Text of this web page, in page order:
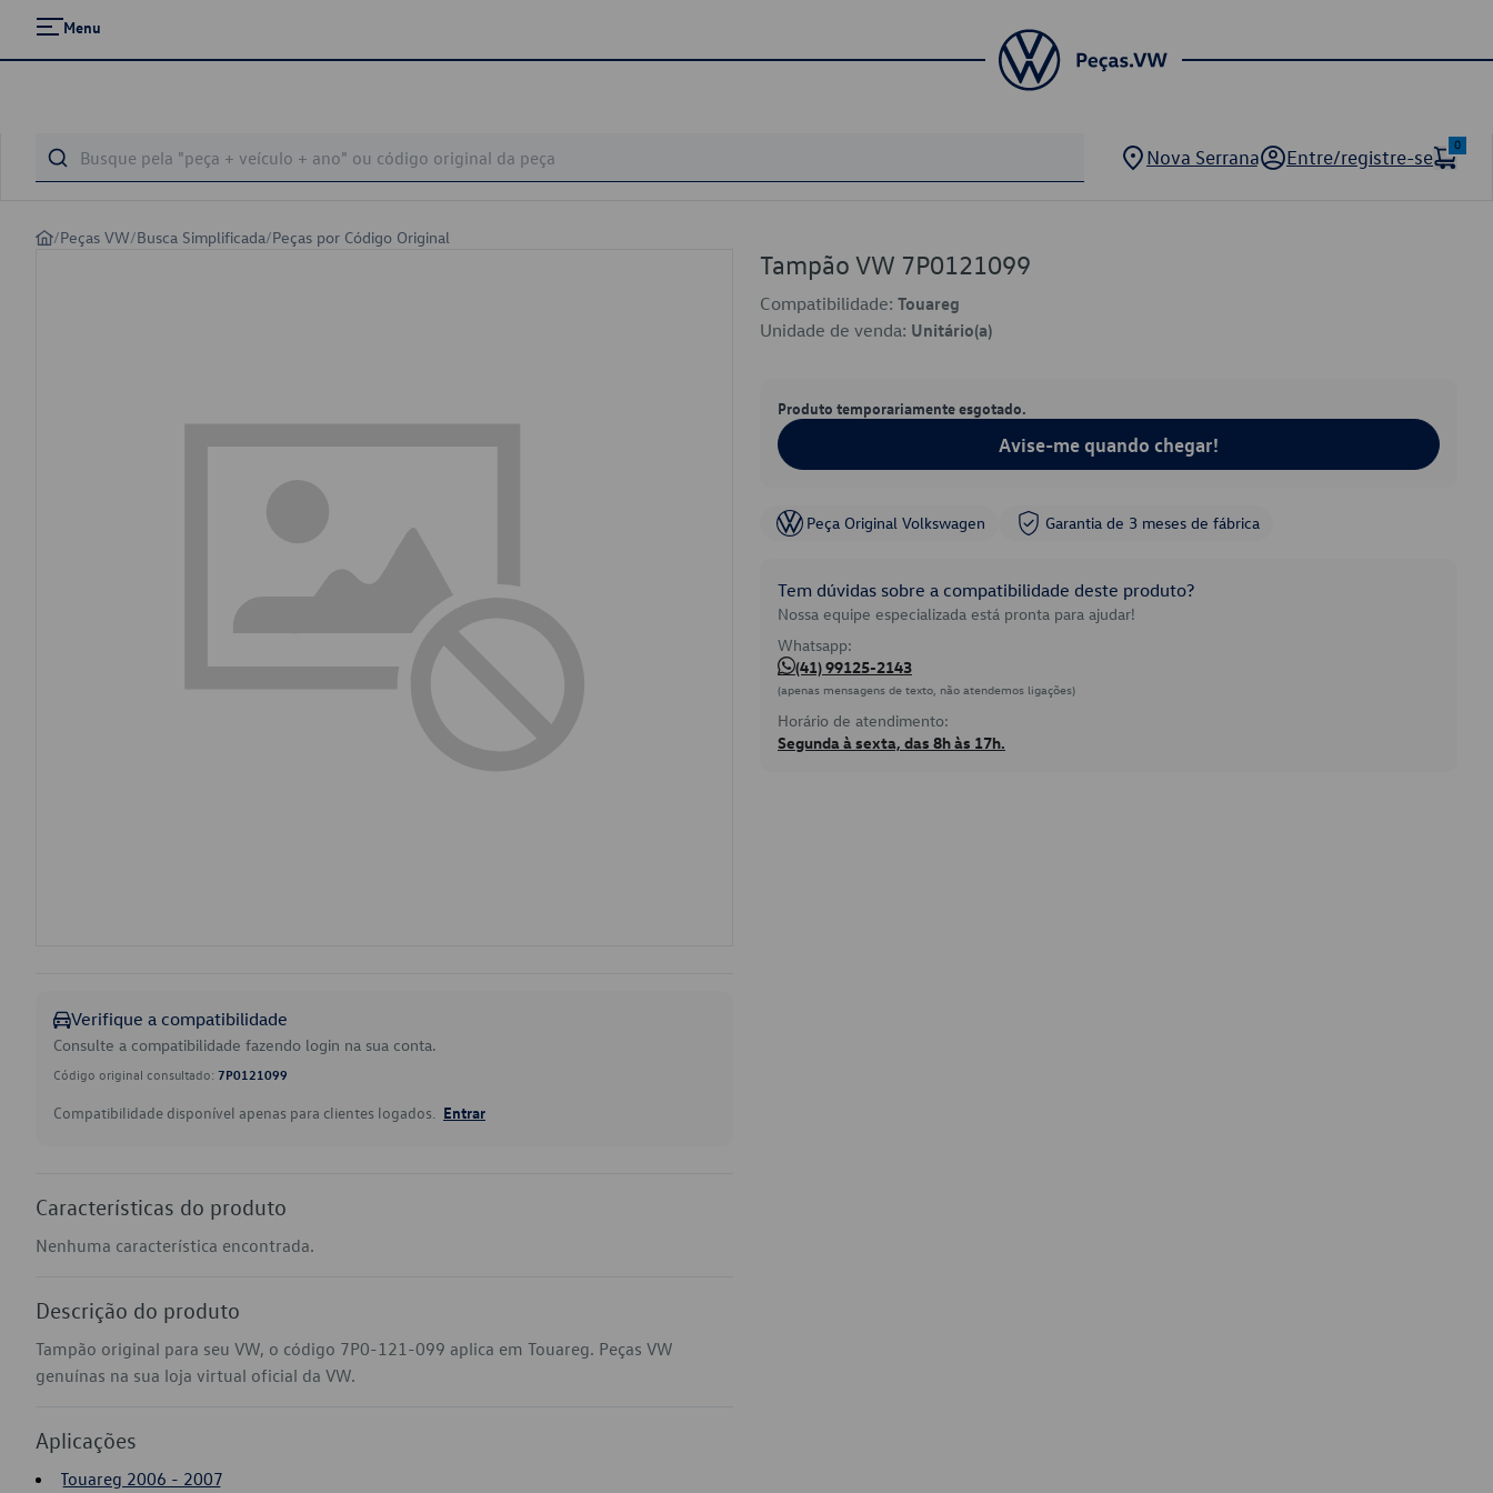
Menu
Nova Serrana Entre/registre-se
0
/Peças VW/Busca Simplificada/Peças por Código Original
Verifique a compatibilidade
Consulte a compatibilidade fazendo login na sua conta.
Código original consultado: 7P0121099
Compatibilidade disponível apenas para clientes logados. Entrar
Características do produto
Nenhuma característica encontrada.
Descrição do produto
Tampão original para seu VW, o código 7P0-121-099 aplica em Touareg. Peças VW
genuínas na sua loja virtual oficial da VW.
Aplicações
Touareg 2006 - 2007
Tampão VW 7P0121099
Compatibilidade: Touareg
Unidade de venda: Unitário(a)
Produto temporariamente esgotado.
Avise-me quando chegar!
Peça Original Volkswagen Garantia de 3 meses de fábrica
Tem dúvidas sobre a compatibilidade deste produto?
Nossa equipe especializada está pronta para ajudar!
Whatsapp:
(41) 99125-2143
(apenas mensagens de texto, não atendemos ligações)
Horário de atendimento:
Segunda à sexta, das 8h às 17h.